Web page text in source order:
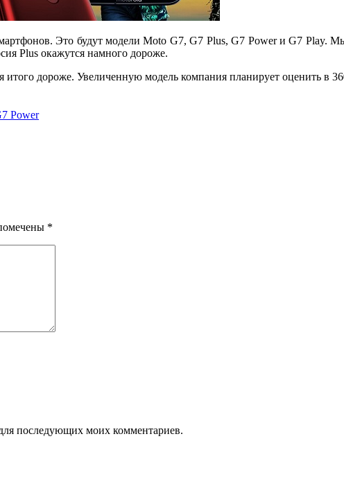
Это будут модели Moto G7, G7 Plus, G7 Power и G7 Play.
Plus окажутся намного дороже.
итого дороже. Увеличенную модель компания планирует оценить в
Power
*
последующих моих комментариев.